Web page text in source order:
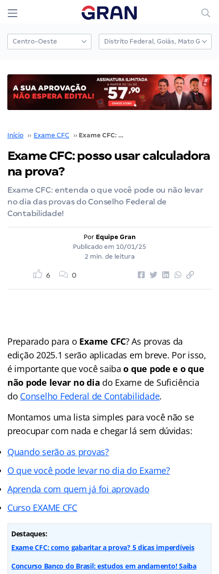
Início ›› Exame CFC ›› Exame CFC: posso usar calculadora na prova?
Exame CFC: posso usar calculadora
na prova?
Exame CFC: entenda o que você pode ou não levar
no dia das provas do Conselho Federal de
Contabilidade!
Por Equipe Gran
Publicado em 10/01/25
2 min. de leitura
6 0
Preparado para o Exame CFC? As provas da
edição 2025.1 serão aplicadas em breve. Por isso,
é importante que você saibao que pode e o que
não pode levar no dia do Exame de Suficiência
do Conselho Federal de Contabilidade.
Montamos uma lista simples para você não se
preocupar com nada e chegar lá sem dúvidas:
Quando serão as provas?
O que você pode levar no dia do Exame?
Aprenda com quem já foi aprovado
Curso EXAME CFC
Destaques:
Exame CFC: como gabaritar a prova? 5 dicas imperdíveis
Concurso Banco do Brasil: estudos em andamento! Saiba